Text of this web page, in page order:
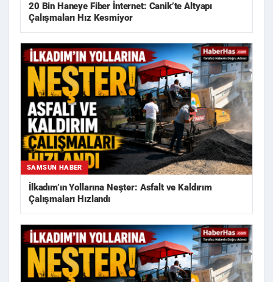
20 Bin Haneye Fiber İnternet: Canik’te Altyapı
Çalışmaları Hız Kesmiyor
SAMSUN HABER
İlkadım’ın Yollarına Neşter: Asfalt ve Kaldırım
Çalışmaları Hızlandı